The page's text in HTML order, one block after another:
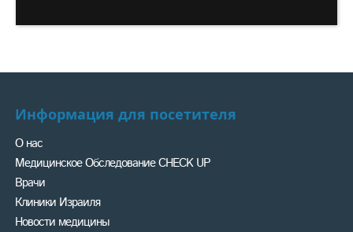
Информация для посетителя
О нас
Медицинское Обследование CHECK UP
Врачи
Клиники Израиля
Новости медицины